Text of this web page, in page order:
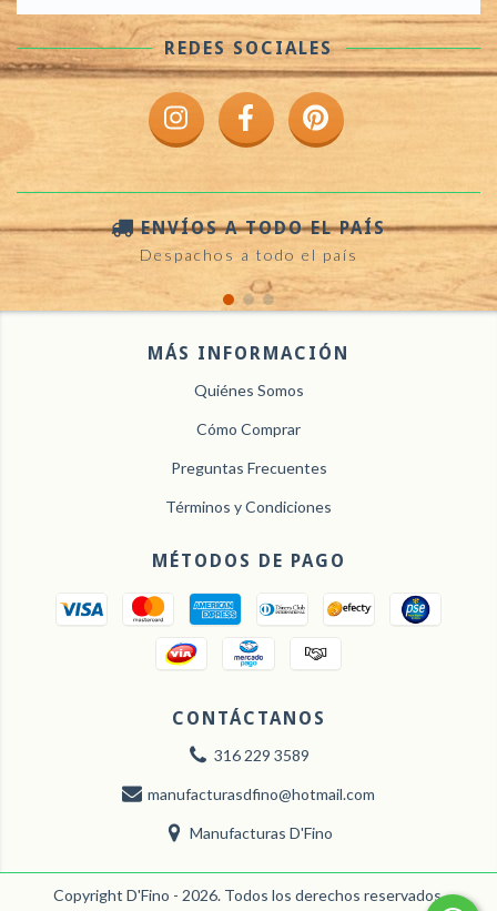
ENVÍOS A TODO EL PAÍS
Despachos a todo el país
MÁS INFORMACIÓN
Quiénes Somos
Cómo Comprar
Preguntas Frecuentes
Términos y Condiciones
MÉTODOS DE PAGO
CONTÁCTANOS
316 229 3589
manufacturasdfino@hotmail.com
Manufacturas D'Fino
Copyright D'Fino - 2026. Todos los derechos reservados.